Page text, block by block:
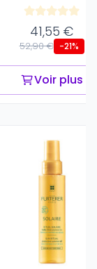
41,55 €
52,90 € -21%
Voir plus